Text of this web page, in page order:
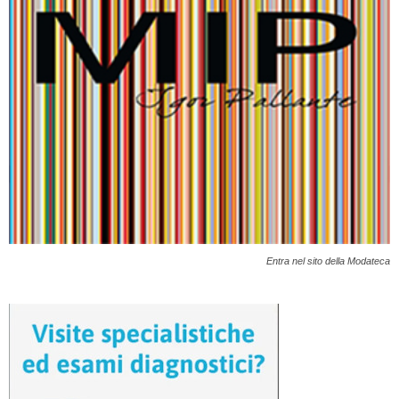
Entra nel sito della Modateca